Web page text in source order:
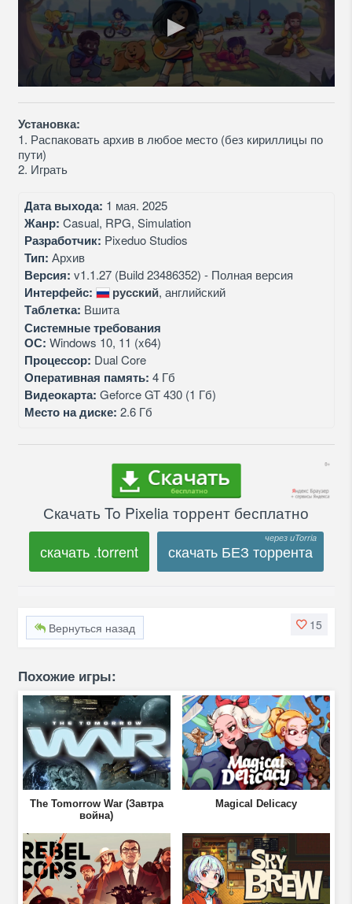
Установка:
1. Распаковать архив в любое место (без кириллицы по
пути)
2. Играть
Дата выхода: 1 мая. 2025
Жанр: Casual, RPG, Simulation
Разработчик: Pixeduo Studios
Тип: Архив
Версия: v1.1.27 (Build 23486352) - Полная версия
Интерфейс: русский, английский
Таблетка: Вшита
Системные требования
ОС: Windows 10, 11 (x64)
Процессор: Dual Core
Оперативная память: 4 Гб
Видеокарта: Geforce GT 430 (1 Гб)
Место на диске: 2.6 Гб
Скачать To Pixelia торрент бесплатно
скачать .torrent скачать БЕЗ торрента
15
Вернуться назад
Похожие игры:
The Tomorrow War (Завтра
война)
Magical Delicacy